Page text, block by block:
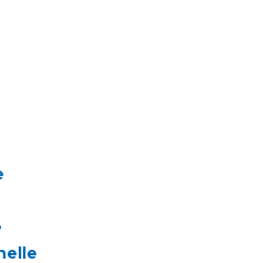
de sécurité des soins